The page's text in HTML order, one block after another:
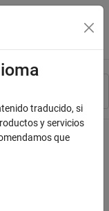
traducido, si
y servicios
que